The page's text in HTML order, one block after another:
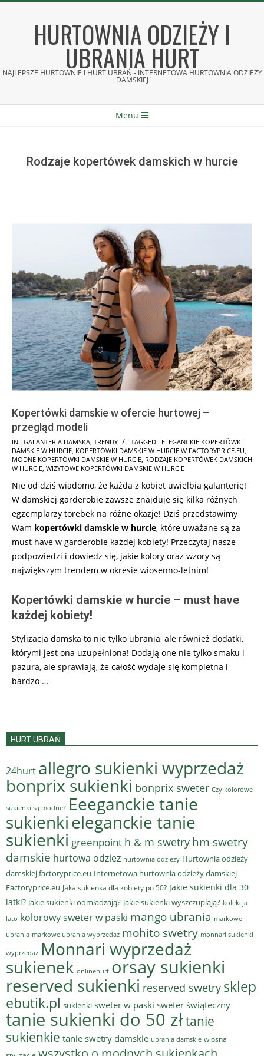
HURTOWNIA ODZIEŻY I
UBRANIA HURT
NAJLEPSZE HURTOWNIE I HURT UBRAŃ - INTERNETOWA HURTOWNIA ODZIEŻY
DAMSKIEJ
Menu
Rodzaje kopertówek damskich w hurcie
Kopertówki damskie w ofercie hurtowej –
przegląd modeli
2022-
06-
01
IN: GALANTERIA DAMSKA TRENDY TAGGED: ELEGANCKIE KOPERTÓWKI
DAMSKIE W HURCIE KOPERTÓWKI DAMSKIE W HURCIE W FACTORYPRICE.EU
MODNE KOPERTÓWKI DAMSKIE W HURCIE RODZAJE KOPERTÓWEK DAMSKICH
W HURCIE WIZYTOWE KOPERTÓWKI DAMSKIE W HURCIE
Nie od dziś wiadomo, że każda z kobiet uwielbia galanterię!
W damskiej garderobie zawsze znajduje się kilka różnych
egzemplarzy torebek na różne okazje! Dziś przedstawimy
Wam kopertówki damskie w hurcie, które uważane są za
must have w garderobie każdej kobiety! Przeczytaj nasze
podpowiedzi i dowiedz się, jakie kolory oraz wzory są
największym trendem w okresie wiosenno-letnim!
Kopertówki damskie w hurcie – must have
każdej kobiety!
Stylizacja damska to nie tylko ubrania, ale również dodatki,
którymi jest ona uzupełniona! Dodają one nie tylko smaku i
pazura, ale sprawiają, że całość wydaje się kompletna i
bardzo …
HURT UBRAŃ
24hurt allegro sukienki wyprzedaż
bonprix sukienki bonprix sweter Czy kolorowe
sukienki są modne? Eeeganckie tanie
sukienkieleganckie tanie
sukienki greenpoint h & m swetry hm swetry
damskie hurtowa odziez hurtownia odzieży Hurtownia odzieży
damskiej factoryprice.eu Internetowa hurtownia odzieży damskiej
Factoryprice.eu Jaka sukienka dla kobiety po 50? Jakie sukienki dla 30
latki? Jakie sukienki odmładzają? Jakie sukienki wyszczuplają? kolekcja
lato kolorowy sweter w paski mango ubrania markowe
ubrania markowe ubrania wyprzedaż mohito swetry monnari sukienki
wyprzedaż Monnari wyprzedaż
sukienek onlinehurt orsay sukienki
reserved sukienki reserved swetry sklep
ebutik.pl sukienki sweter w paski sweter świąteczny
tanie sukienki do 50 złtanie
sukienkie tanie swetry damskie ubrania damskie wiosna